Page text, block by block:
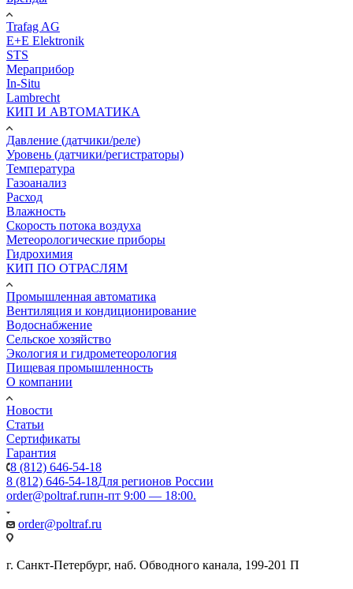
Trafag AG
E+E Elektronik
STS
Мераприбор
In-Situ
Lambrecht
КИП И АВТОМАТИКА
Давление (датчики/реле)
Уровень (датчики/регистраторы)
Температура
Газоанализ
Расход
Влажность
Скорость потока воздуха
Метеорологические приборы
Гидрохимия
КИП ПО ОТРАСЛЯМ
Промышленная автоматика
Вентиляция и кондиционирование
Водоснабжение
Сельское хозяйство
Экология и гидрометеорология
Пищевая промышленность
О компании
Новости
Статьи
Сертификаты
Гарантия
8 (812) 646-54-18
8 (812) 646-54-18Для регионов России
order@poltraf.ruпн-пт 9:00 — 18:00.
order@poltraf.ru
г. Санкт-Петербург, наб. Обводного канала, 199-201 П